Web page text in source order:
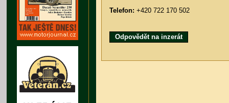
Telefon: +420 722 170 502
Odpovědět na inzerát